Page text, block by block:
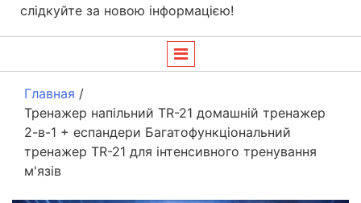
слідкуйте за новою інформацією!
Главная /
Тренажер напільний TR-21 домашній тренажер
2-в-1 + еспандери Багатофункціональний
тренажер TR-21 для інтенсивного тренування
м'язів